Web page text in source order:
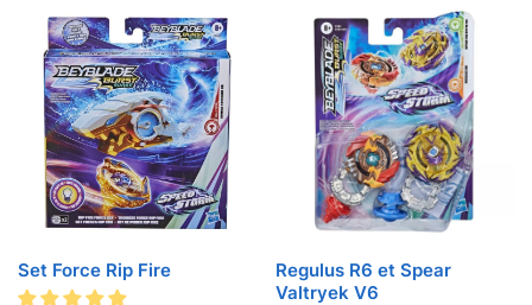
Set Force Rip Fire
Regulus R6 et Spear
Valtryek V6